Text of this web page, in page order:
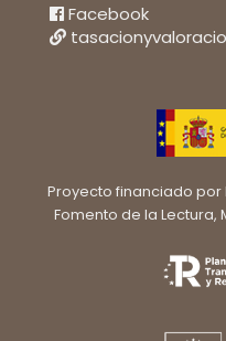
Facebook
Proyecto financiado por
Fomento de la Lectura,